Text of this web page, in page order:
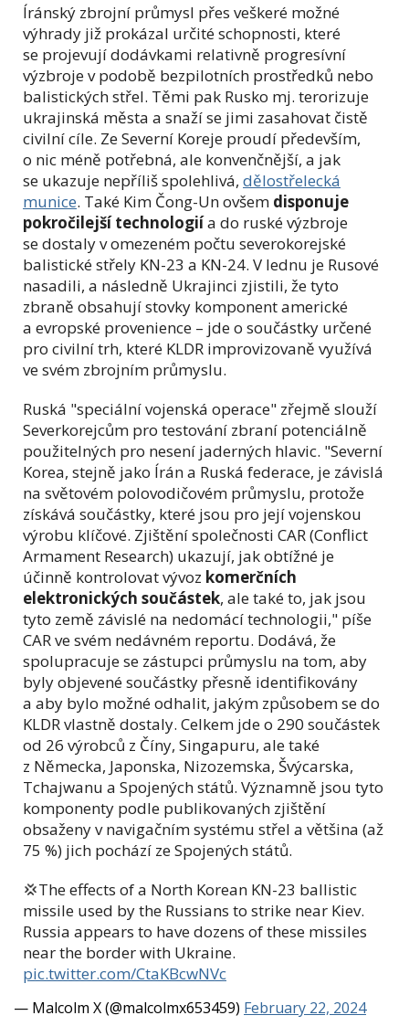
Íránský zbrojní průmysl přes veškeré možné
výhrady již prokázal určité schopnosti, které
se projevují dodávkami relativně progresívní
výzbroje v podobě bezpilotních prostředků nebo
balistických střel. Těmi pak Rusko mj. terorizuje
ukrajinská města a snaží se jimi zasahovat čistě
civilní cíle. Ze Severní Koreje proudí především,
o nic méně potřebná, ale konvenčnější, a jak
se ukazuje nepříliš spolehlivá, dělostřelecká
munice. Také Kim Čong-Un ovšem disponuje
pokročilejší technologiía do ruské výzbroje
se dostaly v omezeném počtu severokorejské
balistické střely KN-23 a KN-24. V lednu je Rusové
nasadili, a následně Ukrajinci zjistili, že tyto
zbraně obsahují stovky komponent americké
a evropské provenience – jde o součástky určené
pro civilní trh, které KLDR improvizovaně využívá
ve svém zbrojním průmyslu.
Ruská "speciální vojenská operace" zřejmě slouží
Severkorejcům pro testování zbraní potenciálně
použitelných pro nesení jaderných hlavic. "Severní
Korea, stejně jako Írán a Ruská federace, je závislá
na světovém polovodičovém průmyslu, protože
získává součástky, které jsou pro její vojenskou
výrobu klíčové. Zjištění společnosti CAR (Conflict
Armament Research) ukazují, jak obtížné je
účinně kontrolovat vývoz komerčních
elektronických součástek, ale také to, jak jsou
tyto země závislé na nedomácí technologii," píše
CAR ve svém nedávném reportu. Dodává, že
spolupracuje se zástupci průmyslu na tom, aby
byly objevené součástky přesně identifikovány
a aby bylo možné odhalit, jakým způsobem se do
KLDR vlastně dostaly. Celkem jde o 290 součástek
od 26 výrobců z Číny, Singapuru, ale také
z Německa, Japonska, Nizozemska, Švýcarska,
Tchajwanu a Spojených států. Významně jsou tyto
komponenty podle publikovaných zjištění
obsaženy v navigačním systému střel a většina (až
75 %) jich pochází ze Spojených států.
💢The effects of a North Korean KN-23 ballistic
missile used by the Russians to strike near Kiev.
Russia appears to have dozens of these missiles
near the border with Ukraine.
pic.twitter.com/CtaKBcwNVc
— Malcolm X (@malcolmx653459) February 22, 2024